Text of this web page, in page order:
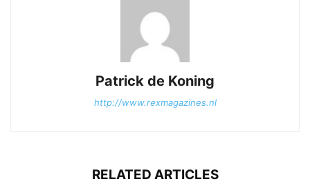
Patrick de Koning
http://www.rexmagazines.nl
RELATED ARTICLES